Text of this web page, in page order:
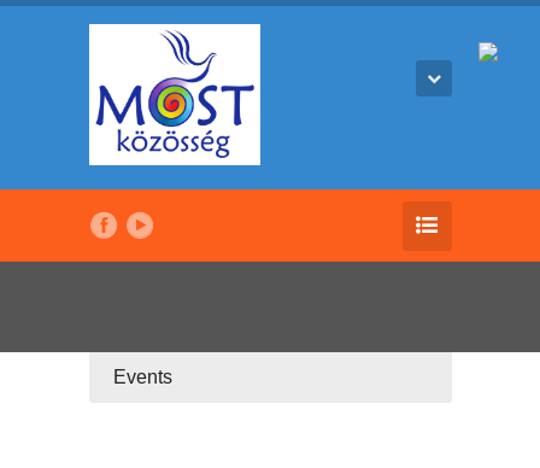
Events